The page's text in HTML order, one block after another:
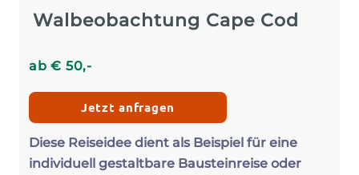
Walbeobachtung Cape Cod
ab€ 50,-
Jetzt anfragen
Diese Reiseidee dient als Beispiel für eine
individuell gestaltbare Bausteinreise oder